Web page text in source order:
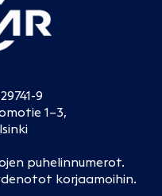
9
1–3,
puhelinnumerot.
korjaamoihin.